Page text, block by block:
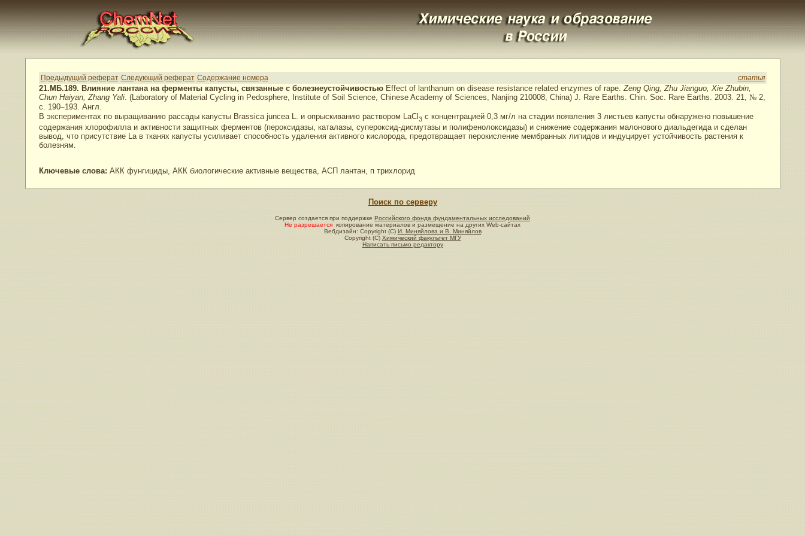
Предыдущий реферат Следующий реферат Содержание номера статья
21.МБ.189. Влияние лантана на ферменты капусты, связанные с болезнеустойчивостьюEffect of lanthanum on disease resistance related enzymes of rape.Zeng Qing, Zhu Jianguo, Xie Zhubin,
Chun Haiyan, Zhang Yali. (Laboratory of Material Cycling in Pedosphere, Institute of Soil Science, Chinese Academy of Sciences, Nanjing 210008, China) J. Rare Earths. Chin. Soc. Rare Earths. 2003. 21, №2,
с. 190–193. Англ.
В экспериментах по выращиванию рассады капусты Brassica juncea L. и опрыскиванию раствором LaCl 3с концентрацией 0,3 мг/л на стадии появления 3 листьев капусты обнаружено повышение
содержания хлорофилла и активности защитных ферментов (пероксидазы, каталазы, супероксид-дисмутазы и полифенолоксидазы) и снижение содержания малонового диальдегида и сделан
вывод, что присутствие La в тканях капусты усиливает способность удаления активного кислорода, предотвращает перокисление мембранных липидов и индуцирует устойчивость растения к
болезням.
Ключевые слова: АКК фунгициды, АКК биологические активные вещества, АСП лантан, п трихлорид
Поиск по серверу
Сервер создается при поддержке Российского фонда фундаментальных исследований
Не разрешается копирование материалов и размещение на других Web-сайтах
Вебдизайн: Copyright (C) И. Миняйлова и В. Миняйлов
Copyright (C) Химический факультет МГУ
Написать письмо редактору